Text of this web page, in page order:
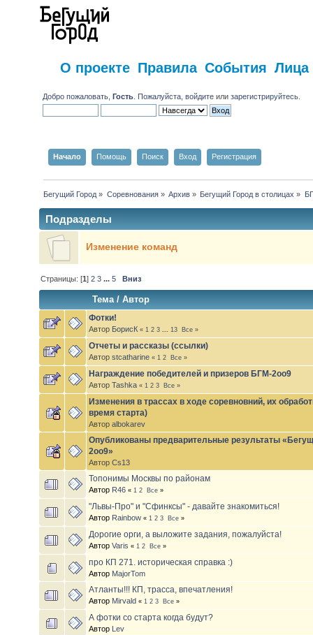
О проекте Правила События Лица
Добро пожаловать,Гость . Пожалуйста,войдите илизарегистрируйтесь
Начало Помощь Поиск Вход Регистрация
Бегущий Город » Соревнования» Архив » Бегущий Город в столицах »
Подразделы
Изменение команд
Страницы: [1]2 3 ...5 Вниз
Тема /Автор
Фотки!
Автор БорисК « 1 2 3 13 Все »
Отчеты и рассказы (ссылки)
Авторstcatharine « 1 2 Все »
Награждение победителей и призеров БГМ-2оо9
АвторTashka « 1 2 3 Все »
Изменения в трассах в ходе соревновний, их
время старта)
Авторalbokarev
Опубликованы предварительные результаты
2oo9»
АвторCs13
Топонимы Москвы по районам
Автор R46 « 1 2 Все »
"Львы-Про" и "Сфинксы" - давайте знакомиться!
Автор Rainbow « 1 2 3 Все »
Дорогие орги, а выложите задания, пожалуйста!
АвторVaris « 1 2 Все »
про КП 271. историческая справка :)
Автор MajorTom
Атланты!!! КП, трасса, впечатления!
Автор Mirvald « 1 2 3 Все »
А фотки со старта когда будут?
Автор Lev